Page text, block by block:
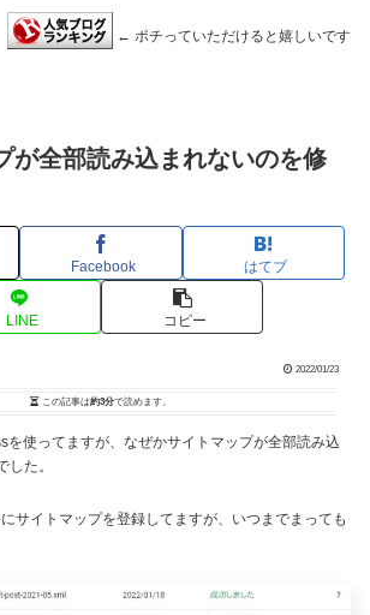
← ポチっていただけると嬉しいです
が全部読み込まれないのを修
Facebook はてブ
LINE コピー
2022/01/23
この記事は約3分で読めます。
を使ってますが、なぜかサイトマップが全部読み込
した。
サイトマップを登録してますが、いつまでまっても